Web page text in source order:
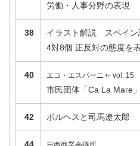
労働・人事分野の表現
38
イラスト解説 スペイン
4対8個 正反対の態度を
40 エコ・エスパーニャ vol. 15
市民団体「Ca La Mare」
42 ボルヘスと司馬遼太郎